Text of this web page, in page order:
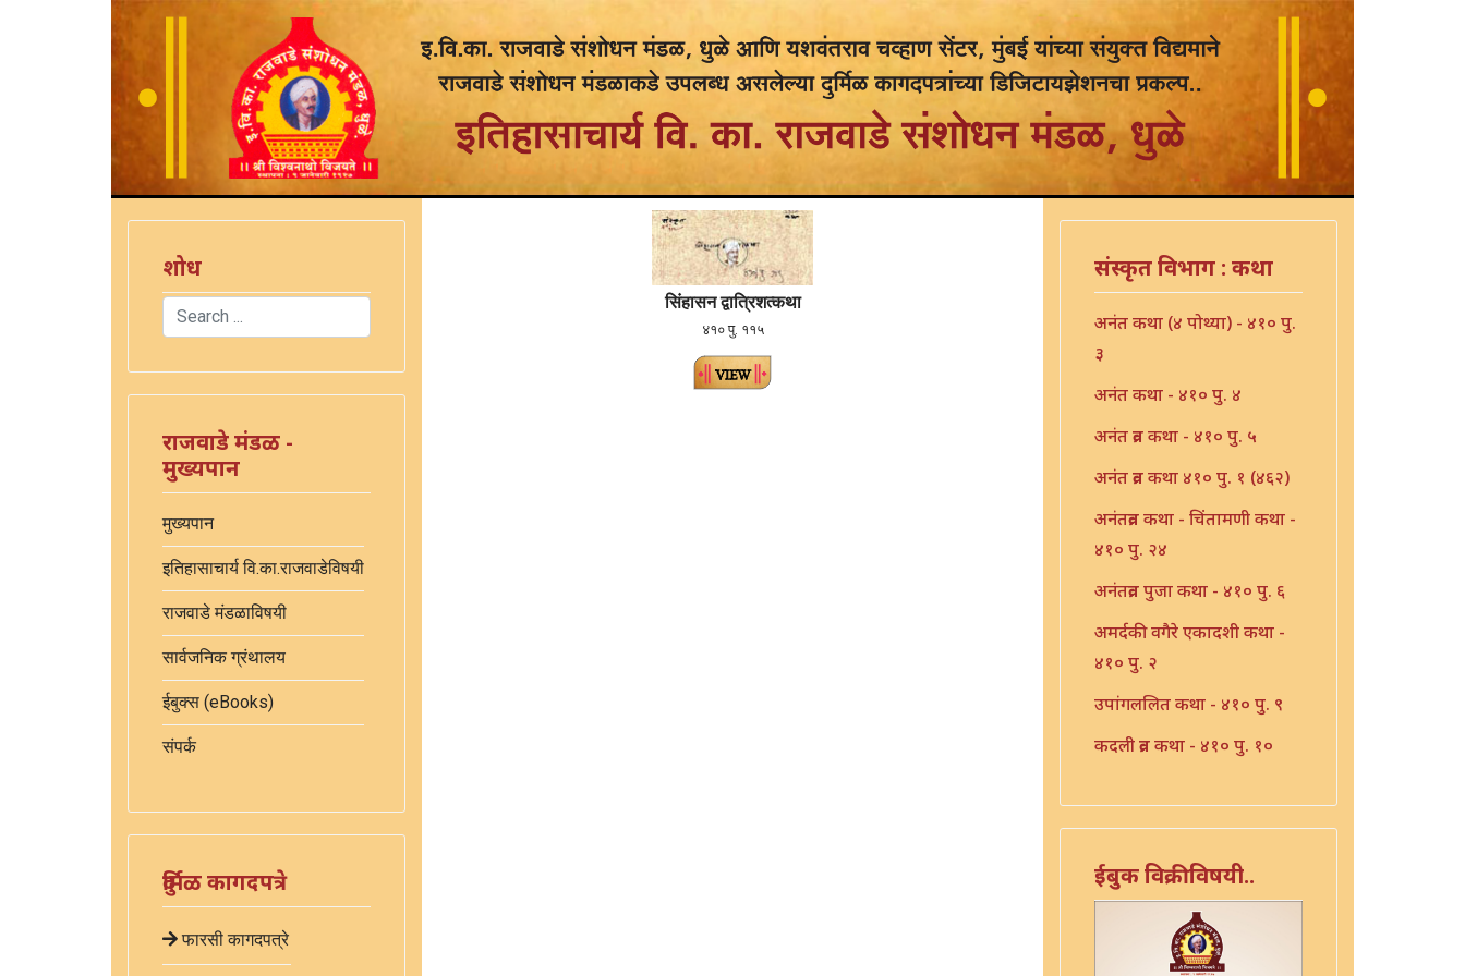
शोध
Search
राजवाडे मंडळ -
मुख्यपान
मुख्यपान
इतिहासाचार्य वि.का.राजवाडेविषयी
राजवाडे मंडळाविषयी
सार्वजनिक ग्रंथालय
ईबुक्स (eBooks)
संपर्क
दुर्मिळ कागदपत्रे
फारसी कागदपत्रे
सिंहासन द्वात्रिशत्कथा
४१० पु. ११५
संस्कृत विभाग : कथा
अनंत कथा (४ पोथ्या) - ४१० पु.
३
अनंत कथा - ४१० पु. ४
अनंत व्रत कथा - ४१० पु. ५
अनंत व्रत कथा ४१० पु. १ (४६२)
अनंतव्रत कथा - चिंतामणी कथा -
४१० पु. २४
अनंतव्रत पुजा कथा - ४१० पु. ६
अमर्दकी वगैरे एकादशी कथा -
४१० पु. २
उपांगललित कथा - ४१० पु. ९
कदली व्रत कथा - ४१० पु. १०
कोकीलाव्रत - ४१० पु. १४
कोकीलाव्रत कथा - ४१० पु. १६
त्सोमवती कथा ४१० पु. ११७
दशरथ ललिता व्रत कथा - ४१० पु.
ईबुक विक्रीविषयी..